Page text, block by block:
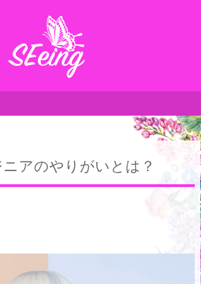
アのやりがいとは？